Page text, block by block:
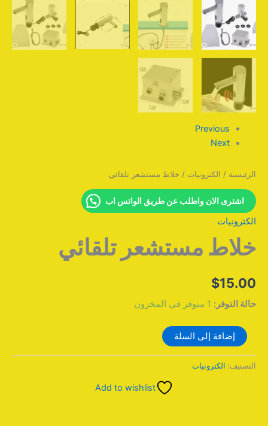
Previous
Next
الرئيسية / الكترونيات / خلاط مستشعر تلقائي
اشترى الان واطلب عن طريق الواتس اب
الكترونيات
خلاط مستشعر تلقائي
$15.00
حالة التوفر: 1 متوفر في المخزون
إضافة إلى السلة
التصنيف: الكترونيات
Add to wishlist